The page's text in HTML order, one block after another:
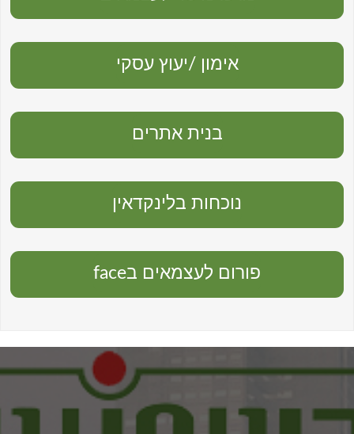
אימון /יעוץ עסקי
בנית אתרים
נוכחות בלינקדאין
פורום לעצמאים בface